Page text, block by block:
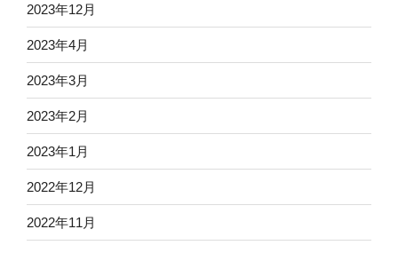
2023年12月
2023年4月
2023年3月
2023年2月
2023年1月
2022年12月
2022年11月